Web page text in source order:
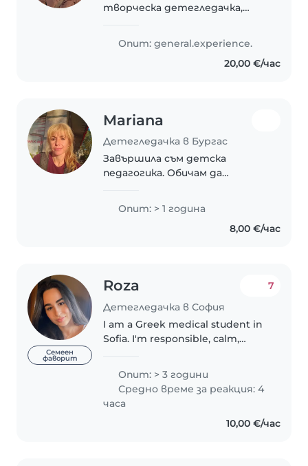
творческа детегледачка,
бебета и малки деца. Говор
английски и български и ми се
Опит: general.experience.
20,00 €/час
Mariana
Детегледачка в Бургас
Завършила съм детска
педагогика. Обичам да
опит в спортни и музикални
дейности. Говоря български и
Опит: > 1 година
8,00 €/час
Семеен
фаворит
Roza
Детегледачка в София
7
I am a Greek medical student in
Sofia. I'm responsible, calm,
and a little Bulgarian. I have
experience with young children..
Опит: > 3 години
Средно време за реакция: 4
часа
10,00 €/час